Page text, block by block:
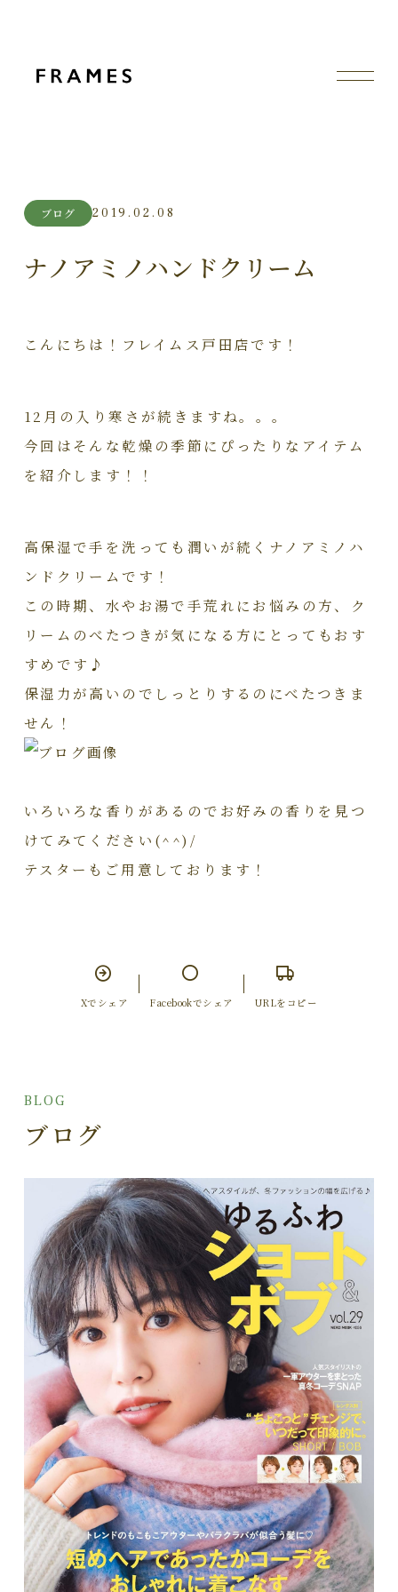
ブログ 2019.02.08
ナノアミノハンドクリーム
こんにちは！フレイムス戸田店です！
12月の入り寒さが続きますね。。。
今回はそんな乾燥の季節にぴったりなアイテム
を紹介します！！
高保湿で手を洗っても潤いが続くナノアミノハ
ンドクリームです！
この時期、水やお湯で手荒れにお悩みの方、ク
リームのべたつきが気になる方にとってもおす
すめです♪
保湿力が高いのでしっとりするのにべたつきま
せん！
いろいろな香りがあるのでお好みの香りを見つ
けてみてください(^^)/
テスターもご用意しております！
Xでシェア Facebookでシェア URLをコピー
BLOG
ブログ